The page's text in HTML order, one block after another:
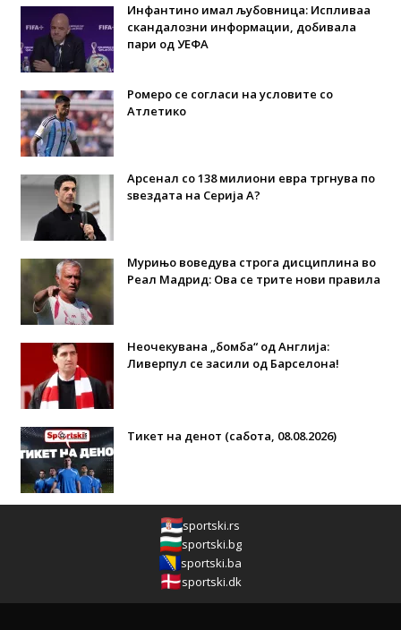
Инфантино имал љубовница: Испливаа
скандалозни информации, добивала
пари од УЕФА
Ромеро се согласи на условите со
Атлетико
Арсенал со 138 милиони евра тргнува по
ѕвездата на Серија А?
Мурињо воведува строга дисциплина во
Реал Мадрид: Ова се трите нови правила
Неочекувана „бомба“ од Англија:
Ливерпул се засили од Барселона!
Тикет на денот (сабота, 08.08.2026)
sportski.rs
sportski.bg
sportski.ba
sportski.dk